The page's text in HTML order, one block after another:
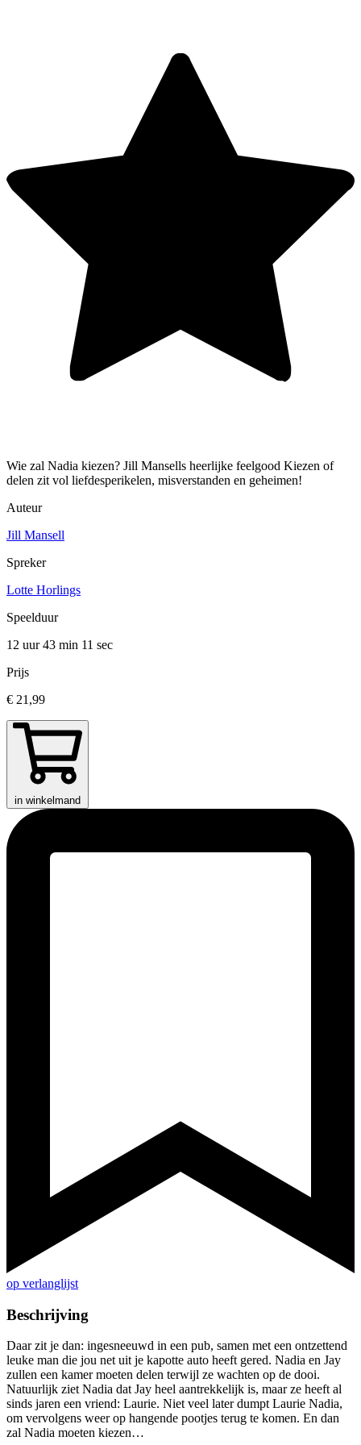
Wie zal Nadia kiezen? Jill Mansells heerlijke feelgood Kiezen of
delen zit vol liefdesperikelen, misverstanden en geheimen!
Auteur
Jill Mansell
Spreker
Lotte Horlings
Speelduur
12 uur 43 min 11 sec
Prijs
€ 21,99
in winkelmand
op verlanglijst
Beschrijving
Daar zit je dan: ingesneeuwd in een pub, samen met een ontzettend
leuke man die jou net uit je kapotte auto heeft gered. Nadia en Jay
zullen een kamer moeten delen terwijl ze wachten op de dooi.
Natuurlijk ziet Nadia dat Jay heel aantrekkelijk is, maar ze heeft al
sinds jaren een vriend: Laurie. Niet veel later dumpt Laurie Nadia,
om vervolgens weer op hangende pootjes terug te komen. En dan
zal Nadia moeten kiezen…